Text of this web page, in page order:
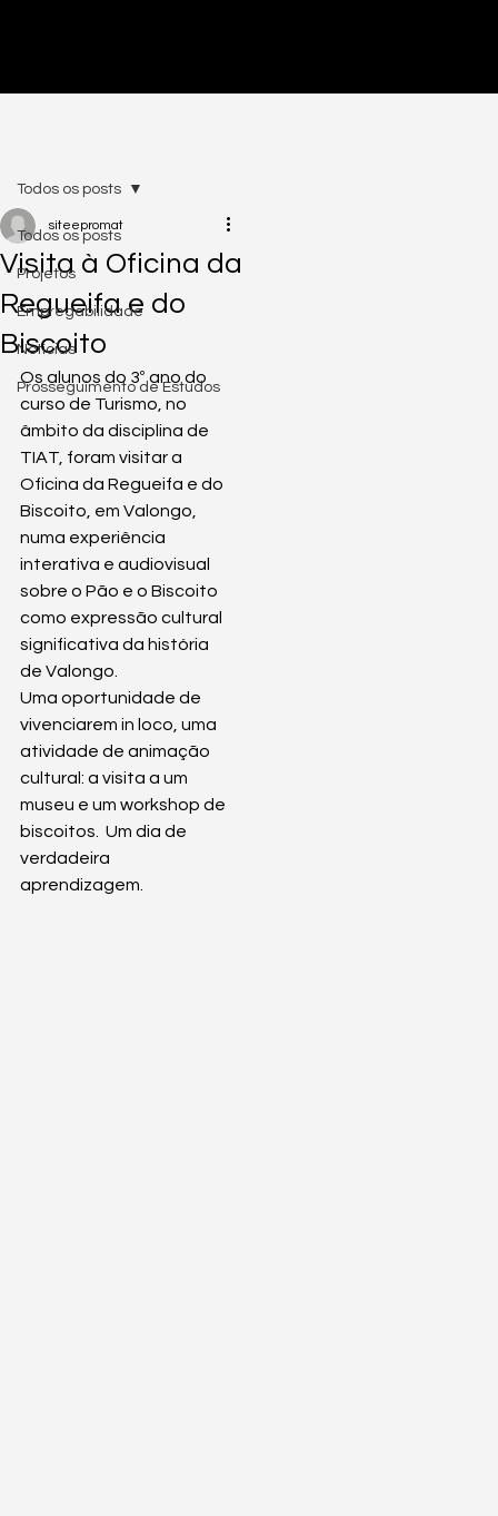
Todos os posts
Projetos
Empregabilidade
Notícias
Prosseguimento de Estudos
Todos os posts
Visita à Oficina da
Regueifa e do
Biscoito
siteepromat
Os alunos do 3º ano do
curso de Turismo, no
âmbito da disciplina de
TIAT, foram visitar a
Oficina da Regueifa e do
Biscoito, em Valongo,
numa experiência
interativa e audiovisual
sobre o Pão e o Biscoito
como expressão cultural
significativa da história
de Valongo.
Uma oportunidade de
vivenciarem in loco, uma
atividade de animação
cultural: a visita a um
museu e um workshop de
biscoitos.  Um dia de
verdadeira
aprendizagem.